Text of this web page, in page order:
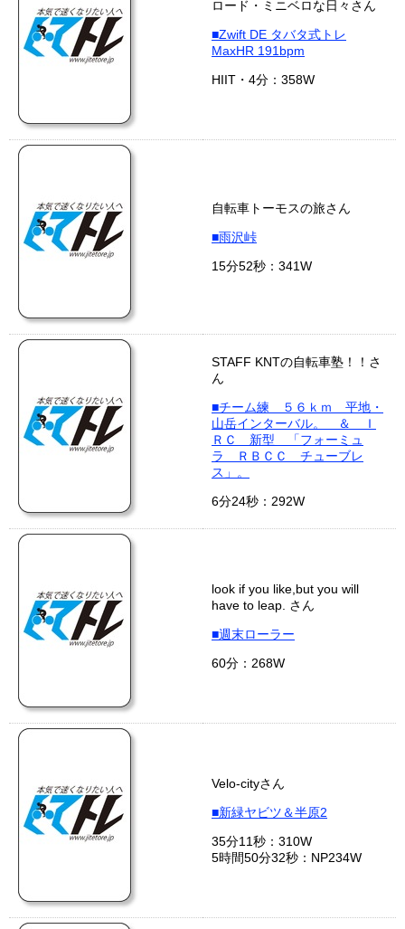
ロード・ミニベロな日々さん
■Zwift DE タバタ式トレ
MaxHR 191bpm
HIIT・4分：358W
自転車トーモスの旅さん
■雨沢峠
15分52秒：341W
STAFF KNTの自転車塾！！さ
ん
■チーム練 ５６ｋｍ 平地・
山岳インターバル。 ＆ Ｉ
ＲＣ 新型 「フォーミュ
ラ ＲＢＣＣ チューブレ
ス」。
6分24秒：292W
look if you like,but you will
have to leap. さん
■週末ローラー
60分：268W
Velo-cityさん
■新緑ヤビツ＆半原2
35分11秒：310W
5時間50分32秒：NP234W